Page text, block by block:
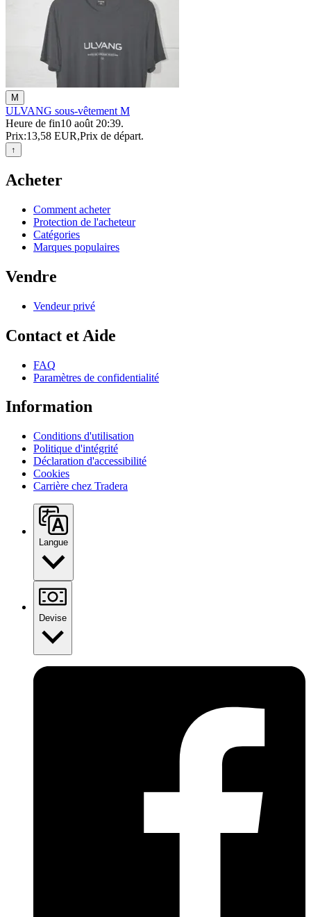
M
ULVANG sous-vêtement M
Heure de fin10 août 20:39.
Prix:13,58 EUR,Prix de départ.
↑
Acheter
Comment acheter
Protection de l'acheteur
Catégories
Marques populaires
Vendre
Vendeur privé
Contact et Aide
FAQ
Paramètres de confidentialité
Information
Conditions d'utilisation
Politique d'intégrité
Déclaration d'accessibilité
Cookies
Carrière chez Tradera
Langue
Devise